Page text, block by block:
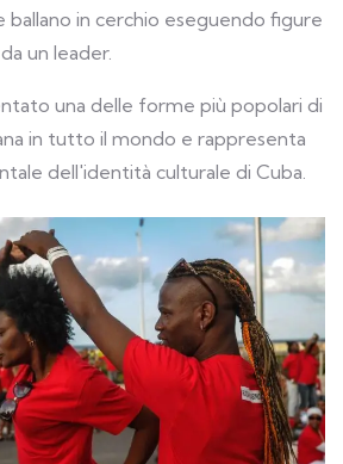
ballano in cerchio eseguendo figure
un leader.
una delle forme più popolari di
in tutto il mondo e rappresenta
dell'identità culturale di Cuba.